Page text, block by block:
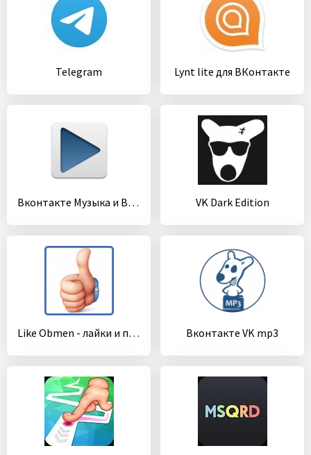
Telegram Lynt lite для ВКонтакте
Вконтакте Музыка и Видео VK Dark Edition
Like Obmen - лайки и подписчики Вконтакте VK mp3